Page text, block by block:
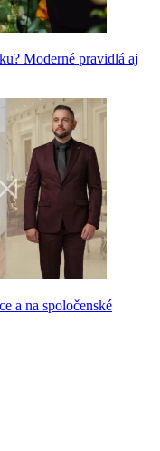
Moderné pravidlá aj
a na spoločenské